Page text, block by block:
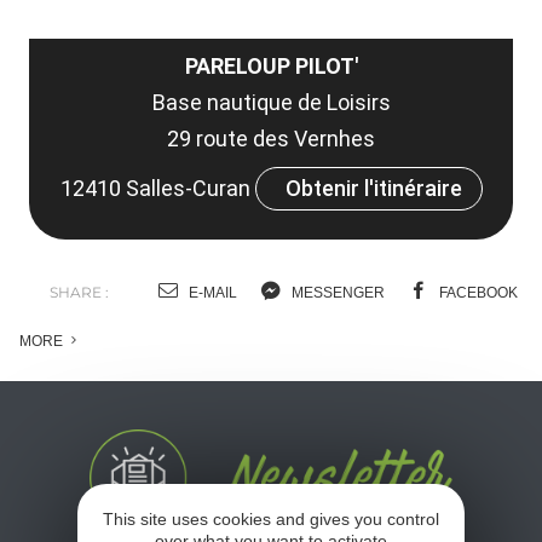
PARELOUP PILOT'
Base nautique de Loisirs
29 route des Vernhes
12410 Salles-Curan
Obtenir l'itinéraire
SHARE : E-MAIL MESSENGER FACEBOOK
MORE
This site uses cookies and gives you control